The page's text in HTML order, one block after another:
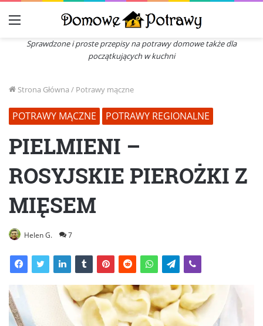
Menu
Sprawdzone i proste przepisy na potrawy domowe także dla
początkujących w kuchni
Strona Główna / Potrawy mączne
POTRAWY MĄCZNE POTRAWY REGIONALNE
PIELMIENI –
ROSYJSKIE PIEROŻKI Z
MIĘSEM
Helen G. 7